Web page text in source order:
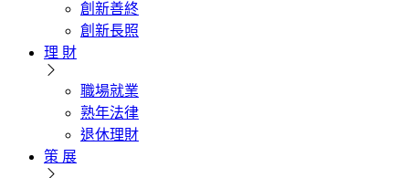
創新善終
創新長照
理 財
職場就業
熟年法律
退休理財
策 展